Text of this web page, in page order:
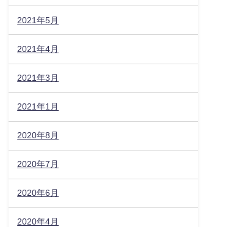
2021年5月
2021年4月
2021年3月
2021年1月
2020年8月
2020年7月
2020年6月
2020年4月